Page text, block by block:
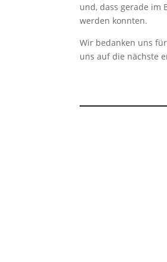
und, dass gerade im
werden konnten.
Wir bedanken uns
uns auf die nächste